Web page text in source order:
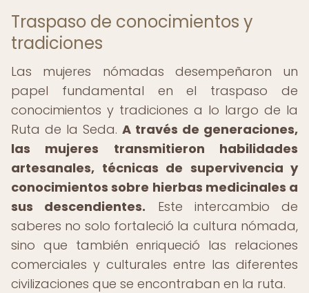
Traspaso de conocimientos y
tradiciones
Las mujeres nómadas desempeñaron un
papel fundamental en el traspaso de
conocimientos y tradiciones a lo largo de la
Ruta de la Seda. A través de generaciones,
las mujeres transmitieron habilidades
artesanales, técnicas de supervivencia y
conocimientos sobre hierbas medicinales a
sus descendientes. Este intercambio de
saberes no solo fortaleció la cultura nómada,
sino que también enriqueció las relaciones
comerciales y culturales entre las diferentes
civilizaciones que se encontraban en la ruta.